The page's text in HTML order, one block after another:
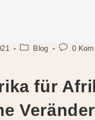
Beitrags-
Blog
Beitrags-
0
für